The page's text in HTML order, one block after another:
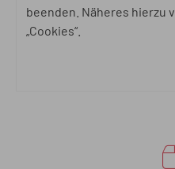
beenden. Näheres hierzu
„Cookies“.